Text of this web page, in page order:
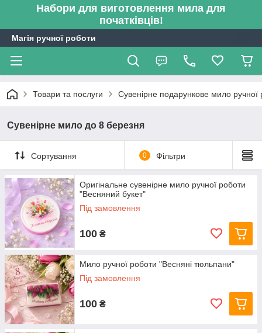
Набори для виготовлення мила для
початківців!
Магія ручної роботи
Товари та послуги Сувенірне подарункове мило ручної
Сувенірне мило до 8 березня
Сортування 0 Фільтри
Оригінальне сувенірне мило ручної роботи
"Весняний букет"
Під замовлення
100 ₴
Мило ручної роботи "Весняні тюльпани"
Під замовлення
100 ₴